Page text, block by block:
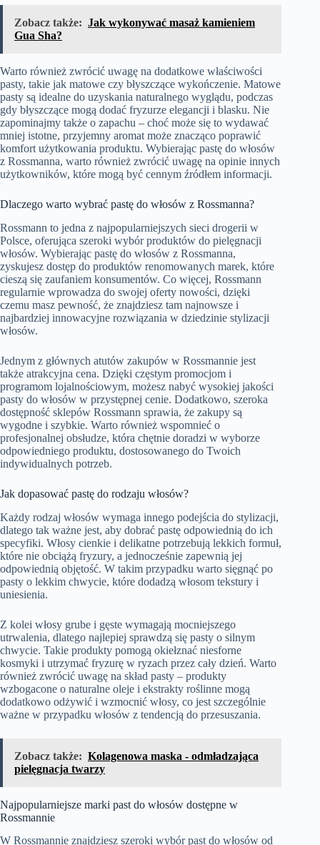
Zobacz także: Jak wykonywać masaż kamieniem
Gua Sha?
Warto również zwrócić uwagę na dodatkowe właściwości
pasty, takie jak matowe czy błyszczące wykończenie. Matowe
pasty są idealne do uzyskania naturalnego wyglądu, podczas
gdy błyszczące mogą dodać fryzurze elegancji i blasku. Nie
zapominajmy także o zapachu – choć może się to wydawać
mniej istotne, przyjemny aromat może znacząco poprawić
komfort użytkowania produktu. Wybierając pastę do włosów
z Rossmanna, warto również zwrócić uwagę na opinie innych
użytkowników, które mogą być cennym źródłem informacji.
Dlaczego warto wybrać pastę do włosów z Rossmanna?
Rossmann to jedna z najpopularniejszych sieci drogerii w
Polsce, oferująca szeroki wybór produktów do pielęgnacji
włosów. Wybierając pastę do włosów z Rossmanna,
zyskujesz dostęp do produktów renomowanych marek, które
cieszą się zaufaniem konsumentów. Co więcej, Rossmann
regularnie wprowadza do swojej oferty nowości, dzięki
czemu masz pewność, że znajdziesz tam najnowsze i
najbardziej innowacyjne rozwiązania w dziedzinie stylizacji
włosów.
Jednym z głównych atutów zakupów w Rossmannie jest
także atrakcyjna cena. Dzięki częstym promocjom i
programom lojalnościowym, możesz nabyć wysokiej jakości
pasty do włosów w przystępnej cenie. Dodatkowo, szeroka
dostępność sklepów Rossmann sprawia, że zakupy są
wygodne i szybkie. Warto również wspomnieć o
profesjonalnej obsłudze, która chętnie doradzi w wyborze
odpowiedniego produktu, dostosowanego do Twoich
indywidualnych potrzeb.
Jak dopasować pastę do rodzaju włosów?
Każdy rodzaj włosów wymaga innego podejścia do stylizacji,
dlatego tak ważne jest, aby dobrać pastę odpowiednią do ich
specyfiki. Włosy cienkie i delikatne potrzebują lekkich formuł,
które nie obciążą fryzury, a jednocześnie zapewnią jej
odpowiednią objętość. W takim przypadku warto sięgnąć po
pasty o lekkim chwycie, które dodadzą włosom tekstury i
uniesienia.
Z kolei włosy grube i gęste wymagają mocniejszego
utrwalenia, dlatego najlepiej sprawdzą się pasty o silnym
chwycie. Takie produkty pomogą okiełznać niesforne
kosmyki i utrzymać fryzurę w ryzach przez cały dzień. Warto
również zwrócić uwagę na skład pasty – produkty
wzbogacone o naturalne oleje i ekstrakty roślinne mogą
dodatkowo odżywić i wzmocnić włosy, co jest szczególnie
ważne w przypadku włosów z tendencją do przesuszania.
Zobacz także: Kolagenowa maska - odmładzająca
pielęgnacja twarzy
Najpopularniejsze marki past do włosów dostępne w
Rossmannie
W Rossmannie znajdziesz szeroki wybór past do włosów od